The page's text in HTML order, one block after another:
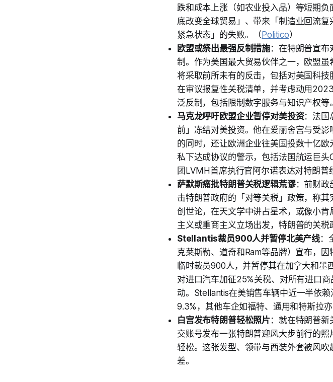
跌和成本上涨（如农业投入品）等短期
底改变全球贸易」、带来「制造业回流
紧急状态」的失败。（ Politico）
欧盟或祭出最强反制措施：在特朗普宣
制。作为美国最大贸易伙伴之一，欧盟
将采取前所未有的反击，包括对美国科
在审议报复性关税清单，并考虑动用
泛反制，包括限制数字服务与知识产权等
马克龙呼吁欧盟企业暂停对美投资：法国
前」冻结对美投资。他在爱丽舍宫与受
的同时，还让欧洲企业往美国投数十亿
私下达成协议的警示，包括法国航运巨
团LVMH首席执行官阿尔诺表达对特朗普
萨默斯痛批特朗普关税逻辑荒谬：前财政
击特朗普政府的「对等关税」政策，称
创世论，在天文学中讲占星术，或像小
主义或重商主义立场出发，特朗普的关税
Stellantis裁员900人并暂停北美产线：
克莱斯勒、道奇和Ram等品牌）宣布，
临时裁员900人，并暂停其在加拿大和墨
对进口汽车加征25%关税、对所有进口
动。Stellantis在美销售车辆中近一半依
9.3%，其他车企如福特、通用和特斯拉
白宫发布特朗普轻松照片 ：就在特朗普
交账号发布一张特朗普迎风大步前行的
轻松。这张发型、领带与西装外套被风
差。